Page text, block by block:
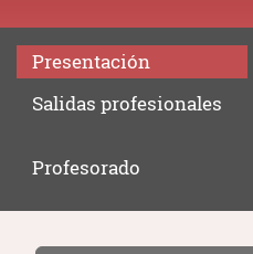
Presentación
Salidasprofesionales
Profesorado